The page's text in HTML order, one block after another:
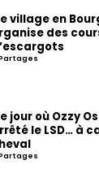
village en
des
jour où Ozzy
le LSD… à